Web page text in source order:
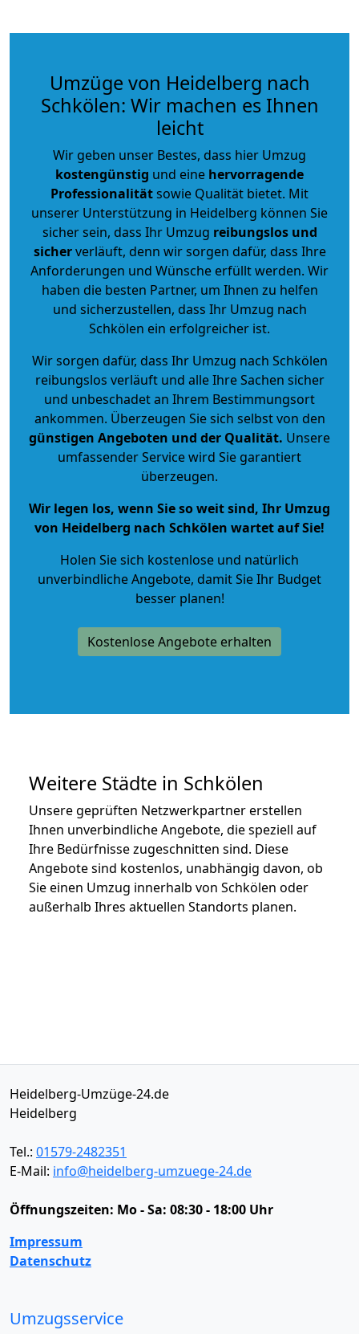
Umzüge von Heidelberg nach
Schkölen: Wir machen es Ihnen
leicht
Wir geben unser Bestes, dass hier Umzug
kostengünstig und eine hervorragende
Professionalitätsowie Qualität bietet. Mit
unserer Unterstützung in Heidelberg können Sie
sicher sein, dass Ihr Umzug reibungslos und
sicherverläuft, denn wir sorgen dafür, dass Ihre
Anforderungen und Wünsche erfüllt werden. Wir
haben die besten Partner, um Ihnen zu helfen
und sicherzustellen, dass Ihr Umzug nach
Schkölen ein erfolgreicher ist.
Wir sorgen dafür, dass Ihr Umzug nach Schkölen
reibungslos verläuft und alle Ihre Sachen sicher
und unbeschadet an Ihrem Bestimmungsort
ankommen. Überzeugen Sie sich selbst von den
günstigen Angeboten und der Qualität. Unsere
umfassender Service wird Sie garantiert
überzeugen.
Wir legen los, wenn Sie so weit sind, Ihr Umzug
von Heidelberg nach Schkölen wartet auf Sie!
Holen Sie sich kostenlose und natürlich
unverbindliche Angebote, damit Sie Ihr Budget
besser planen!
Kostenlose Angebote erhalten
Weitere Städte in Schkölen
Unsere geprüften Netzwerkpartner erstellen
Ihnen unverbindliche Angebote, die speziell auf
Ihre Bedürfnisse zugeschnitten sind. Diese
Angebote sind kostenlos, unabhängig davon, ob
Sie einen Umzug innerhalb von Schkölen oder
außerhalb Ihres aktuellen Standorts planen.
Heidelberg-Umzüge-24.de
Heidelberg
Tel.: 01579-2482351
E-Mail: info@heidelberg-umzuege-24.de
Öffnungszeiten: Mo - Sa: 08:30 - 18:00 Uhr
Impressum
Datenschutz
Umzugsservice